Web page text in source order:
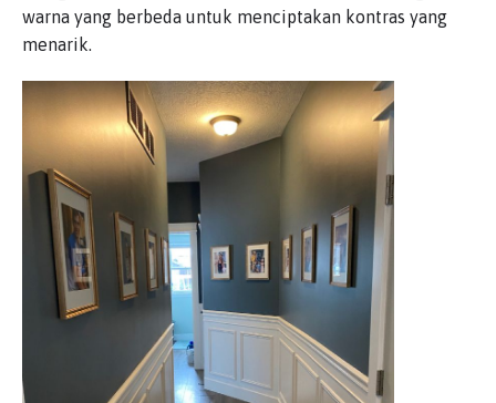
warna yang berbeda untuk menciptakan kontras yang
menarik.